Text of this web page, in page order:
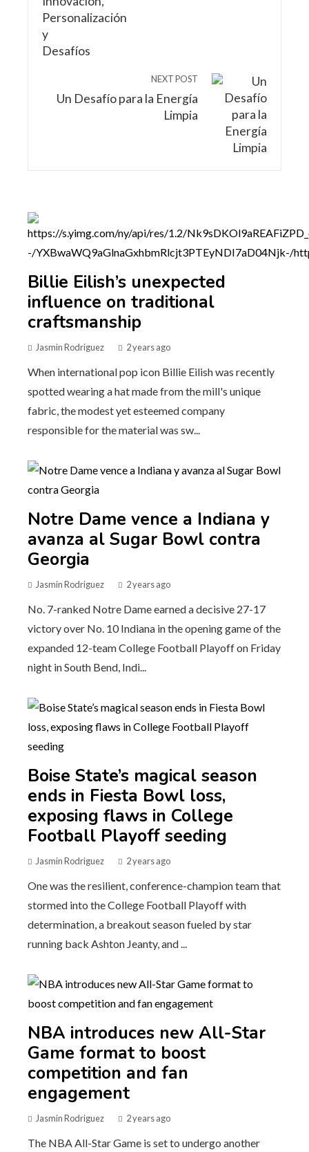
NEXT POST
Un Desafío para la Energía
Limpia
Billie Eilish’s unexpected
influence on traditional
craftsmanship
Jasmin Rodriguez 2 years ago
When international pop icon Billie Eilish was recently
spotted wearing a hat made from the mill's unique
fabric, the modest yet esteemed company
responsible for the material was sw...
Notre Dame vence a Indiana y
avanza al Sugar Bowl contra
Georgia
Jasmin Rodriguez 2 years ago
No. 7-ranked Notre Dame earned a decisive 27-17
victory over No. 10 Indiana in the opening game of the
expanded 12-team College Football Playoff on Friday
night in South Bend, Indi...
Boise State’s magical season
ends in Fiesta Bowl loss,
exposing flaws in College
Football Playoff seeding
Jasmin Rodriguez 2 years ago
One was the resilient, conference-champion team that
stormed into the College Football Playoff with
determination, a breakout season fueled by star
running back Ashton Jeanty, and ...
NBA introduces new All-Star
Game format to boost
competition and fan
engagement
Jasmin Rodriguez 2 years ago
The NBA All-Star Game is set to undergo another